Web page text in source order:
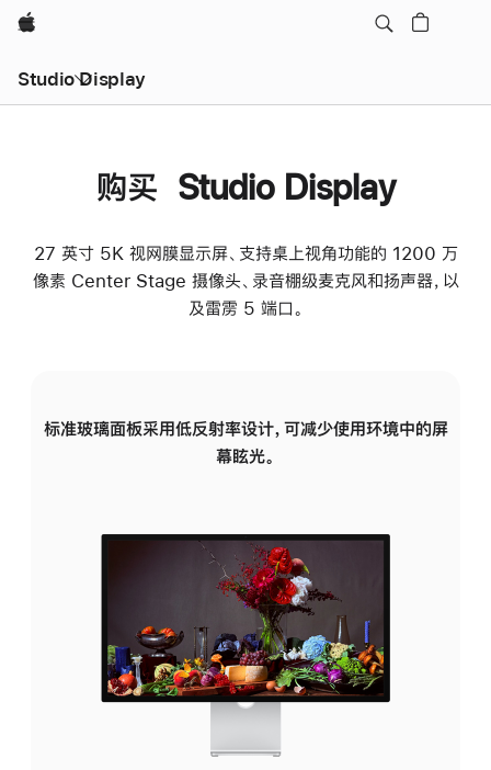
Apple
Studio Display
购买 Studio Display
27 英寸 5K 视网膜显示屏、支持桌上视角功能的 1200 万
像素 Center Stage 摄像头、录音棚级麦克风和扬声器，以
及雷雳 5 端口。
标准玻璃面板采用低反射率设计，可减少使用环境中的屏
幕眩光。